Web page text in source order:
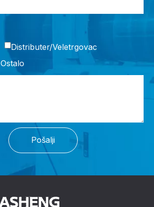
Distributer/Veletrgovac
Ostalo
Pošalji